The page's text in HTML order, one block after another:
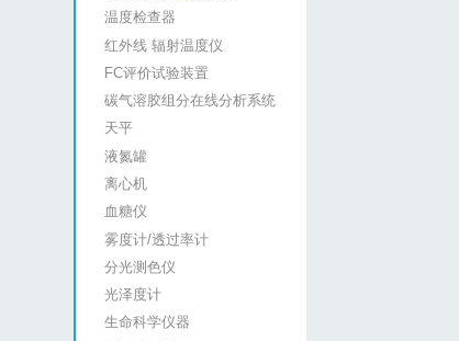
温度检查器
红外线 辐射温度仪
FC评价试验装置
碳气溶胶组分在线分析系统
天平
液氮罐
离心机
血糖仪
雾度计/透过率计
分光测色仪
光泽度计
生命科学仪器